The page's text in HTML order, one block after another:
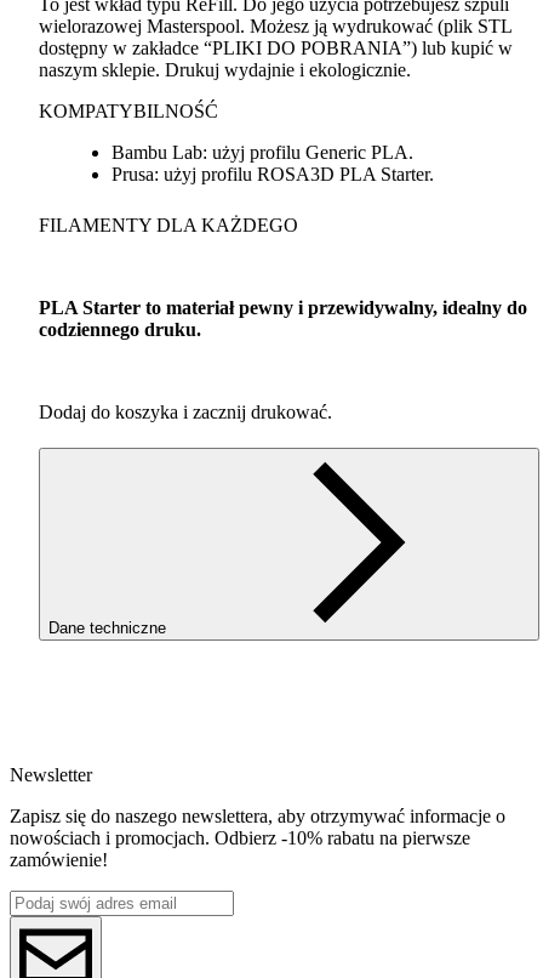
To jest wkład typu ReFill. Do jego użycia potrzebujesz szpuli
wielorazowej Masterspool. Możesz ją wydrukować (plik STL
dostępny w zakładce “PLIKI DO POBRANIA”) lub kupić w
naszym sklepie. Drukuj wydajnie i ekologicznie.
KOMPATYBILNOŚĆ
Bambu Lab: użyj profilu Generic PLA.
Prusa: użyj profilu ROSA3D PLA Starter.
FILAMENTY DLA KAŻDEGO
PLA Starter to materiał pewny i przewidywalny, idealny do
codziennego druku.
Dodaj do koszyka i zacznij drukować.
Dane techniczne
Waga netto [kg]
Średnica [mm]
1.75
Materiał bazowy
PLA
ReFill
ReFill
Seria
Newsletter
Zapisz się do naszego newslettera, aby otrzymywać informacje o
nowościach i promocjach. Odbierz -10% rabatu na pierwsze
zamówienie!